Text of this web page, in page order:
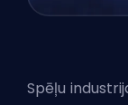
Spēļu